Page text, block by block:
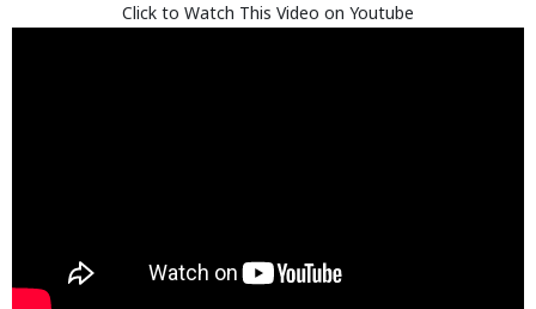
Click to Watch This Video on Youtube